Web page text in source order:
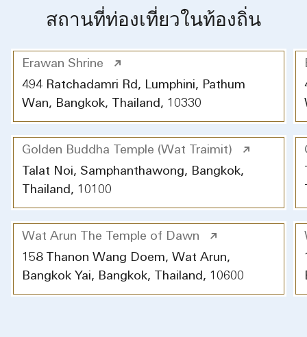
สถานที่ท่องเที่ยวในท้องถิ่น
Erawan Shrine
494 Ratchadamri Rd, Lumphini, Pathum
Wan, Bangkok, Thailand, 10330
Golden Buddha Temple (Wat Traimit)
Talat Noi, Samphanthawong, Bangkok,
Thailand, 10100
Wat Arun The Temple of Dawn
158 Thanon Wang Doem, Wat Arun,
Bangkok Yai, Bangkok, Thailand, 10600